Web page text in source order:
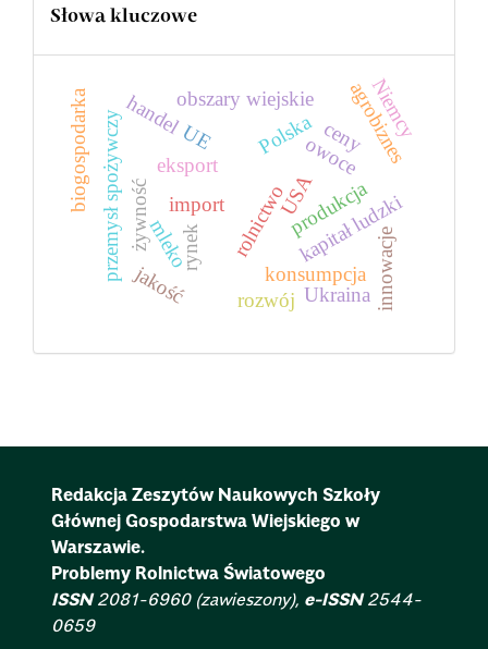
Słowa kluczowe
rolnictwo
eksport
import
produkcja
Polska
przemysł spożywczy
obszary wiejskie
ceny
UE
konsumpcja
handel
rynek
żywność kapitał ludzki
owoce
biogospodarka agrobiznes
mleko
rozwój
jakość
USA
Niemcy
innowacje
Ukraina
Redakcja Zeszytów Naukowych Szkoły
Głównej Gospodarstwa Wiejskiego w
Warszawie.
Problemy Rolnictwa Światowego
ISSN2081-6960 (zawieszony), e-ISSN2544-
0659